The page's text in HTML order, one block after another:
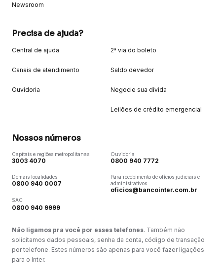
Newsroom
Precisa de ajuda?
Central de ajuda
Canais de atendimento
Ouvidoria
2ª via do boleto
Saldo devedor
Negocie sua dívida
Leilões de crédito emergencial
Nossos números
Capitais e regiões metropolitanas
3003 4070
Demais localidades
0800 940 0007
SAC
0800 940 9999
Ouvidoria
0800 940 7772
Para recebimento de ofícios judiciais e
administrativos
oficios@bancointer.com.br
Não ligamos pra você por esses telefones. Também não
solicitamos dados pessoais, senha da conta, código de transação
por telefone. Estes números são apenas para você fazer ligações
para o Inter.